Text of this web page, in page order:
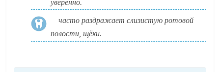
уверенно.
часто раздражает слизистую ротовой
полости, щёки.